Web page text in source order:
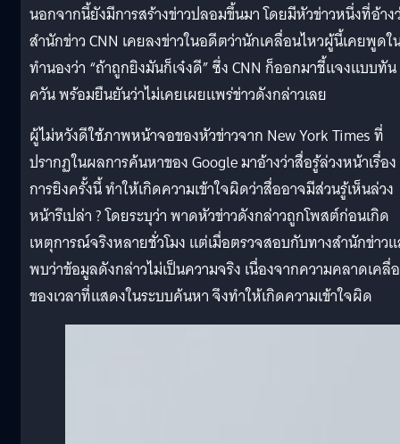
นอกจากนี้ยังมีการสร้างข่าวปลอมขึ้นมา โดยมีหัวข่าวหนึ่งที่อ้าง
สำนักข่าว CNN เคยลงข่าวในอดีตว่านักเคลื่อนไหวผู้นี้เคยพูดใ
ทำนองว่า “ถ้าถูกยิงมันก็เจ๋งดี” ซึ่ง CNN ก็ออกมาชี้แจงแบบทัน
ควัน พร้อมยืนยันว่าไม่เคยเผยแพร่ข่าวดังกล่าวเลย
ผู้ไม่หวังดีใช้ภาพหน้าจอของหัวข่าวจาก New York Times ที่
ปรากฏในผลการค้นหาของ Google มาอ้างว่าสื่อรู้ล่วงหน้าเรื่อง
การยิงครั้งนี้ ทำให้เกิดความเข้าใจผิดว่าสื่ออาจมีส่วนรู้เห็นล่วง
หน้ารึเปล่า ? โดยระบุว่า พาดหัวข่าวดังกล่าวถูกโพสต์ก่อนเกิด
เหตุการณ์จริงหลายชั่วโมง แต่เมื่อตรวจสอบกับทางสำนักข่าว
พบว่าข้อมูลดังกล่าวไม่เป็นความจริง เนื่องจากความคลาดเคลื่
ของเวลาที่แสดงในระบบค้นหา จึงทำให้เกิดความเข้าใจผิด